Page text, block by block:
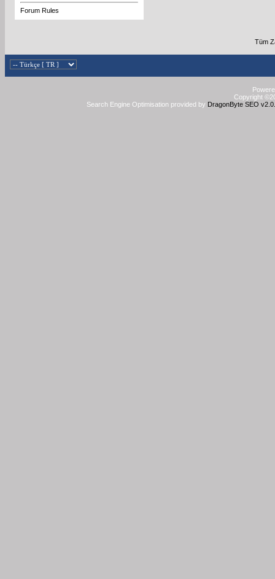
Forum Rules
Tüm
Copyright
Search Engine Optimisation provided by DragonByte SEO